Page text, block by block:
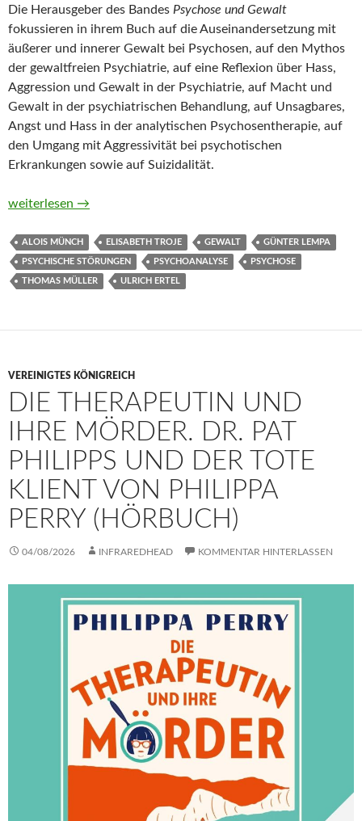
Die Herausgeber des Bandes Psychose und Gewalt
fokussieren in ihrem Buch auf die Auseinandersetzung mit
äußerer und innerer Gewalt bei Psychosen, auf den Mythos
der gewaltfreien Psychiatrie, auf eine Reflexion über Hass,
Aggression und Gewalt in der Psychiatrie, auf Macht und
Gewalt in der psychiatrischen Behandlung, auf Unsagbares,
Angst und Hass in der analytischen Psychosentherapie, auf
den Umgang mit Aggressivität bei psychotischen
Erkrankungen sowie auf Suizidalität.
Psychose und Gewalt von Ulrich Ertel, Günter Lempa,
weiterlesen →
ALOIS MÜNCH ELISABETH TROJE GEWALT GÜNTER LEMPA
PSYCHISCHE STÖRUNGEN PSYCHOANALYSE PSYCHOSE
THOMAS MÜLLER ULRICH ERTEL
VEREINIGTES KÖNIGREICH
DIE THERAPEUTIN UND
IHRE MÖRDER. DR. PAT
PHILIPPS UND DER TOTE
KLIENT VON PHILIPPA
PERRY (HÖRBUCH)
04/08/2026 INFRAREDHEAD KOMMENTAR HINTERLASSEN